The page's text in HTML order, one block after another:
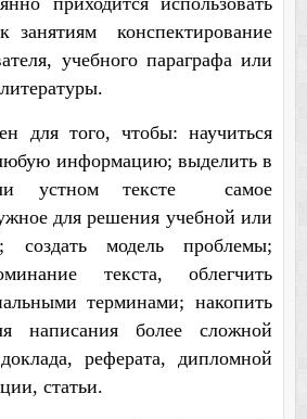
занятиям конспектирование
учебного параграфа или
для того, чтобы: научиться
информацию; выделить в
устном тексте самое
для решения учебной или
создать модель проблемы;
текста, облегчить
терминами; накопить
написания более сложной
реферата, дипломной
статьи.